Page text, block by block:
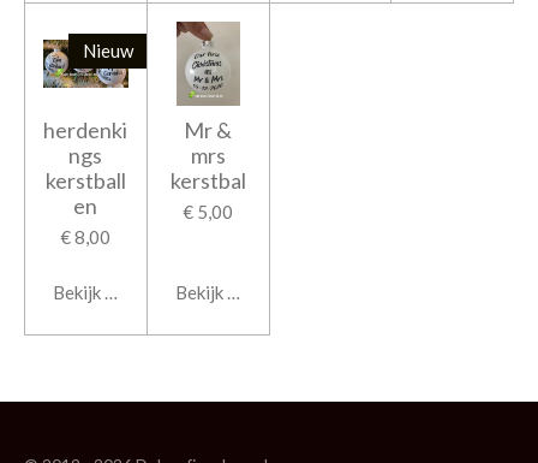
Nieuw
herdenki
ngs
kerstball
en
€ 8,00
Bekijk details
Mr &
mrs
kerstbal
€ 5,00
Bekijk details